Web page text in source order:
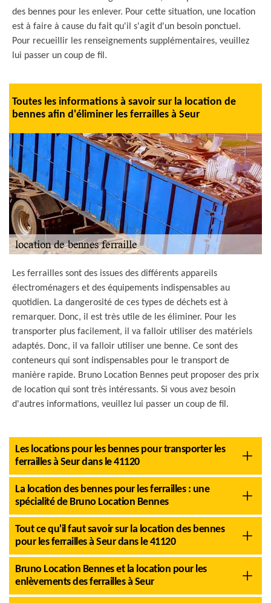
des bennes pour les enlever. Pour cette situation, une location
est à faire à cause du fait qu'il s'agit d'un besoin ponctuel.
Pour recueillir les renseignements supplémentaires, veuillez
lui passer un coup de fil.
Toutes les informations à savoir sur la location de
bennes afin d'éliminer les ferrailles à Seur
Les ferrailles sont des issues des différents appareils
électroménagers et des équipements indispensables au
quotidien. La dangerosité de ces types de déchets est à
remarquer. Donc, il est très utile de les éliminer. Pour les
transporter plus facilement, il va falloir utiliser des matériels
adaptés. Donc, il va falloir utiliser une benne. Ce sont des
conteneurs qui sont indispensables pour le transport de
manière rapide. Bruno Location Bennes peut proposer des prix
de location qui sont très intéressants. Si vous avez besoin
d'autres informations, veuillez lui passer un coup de fil.
Les locations pour les bennes pour transporter les
ferrailles à Seur dans le 41120
La location des bennes pour les ferrailles : une
spécialité de Bruno Location Bennes
Tout ce qu'il faut savoir sur la location des bennes
pour les ferrailles à Seur dans le 41120
Bruno Location Bennes et la location pour les
enlèvements des ferrailles à Seur